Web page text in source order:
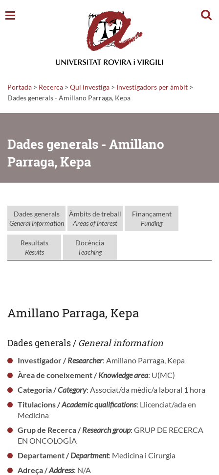
Portada > Recerca > Qui investiga > Investigadors per àmbit >
Dades generals - Amillano Parraga, Kepa
Dades generals - Amillano
Parraga, Kepa
Dades generals
General information
Àmbits de treball
Areas of interest
Finançament
Funding
Resultats
Results
Docència
Teaching
Amillano Parraga, Kepa
Dades generals / General information
Investigador /Researcher: Amillano Parraga, Kepa
Àrea de coneixement /Knowledge area: U(MC)
Categoria /Category: Associat/da mèdic/a laboral 1 hora
Titulacions /Academic qualifications: Llicenciat/ada en
Medicina
Grup de Recerca /Research group: GRUP DE RECERCA
EN ONCOLOGÍA
Departament /Department: Medicina i Cirurgia
Adreça /Address: N/A